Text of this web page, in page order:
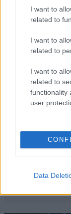
I want to
related to
I want to
related to
I want to
related to
functionality
user
Data